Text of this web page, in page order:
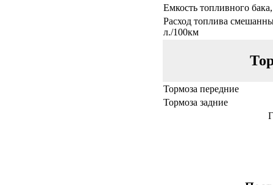
Емкость топливного
Расход топлива
л./100км
Тормоза передние
Тормоза задние